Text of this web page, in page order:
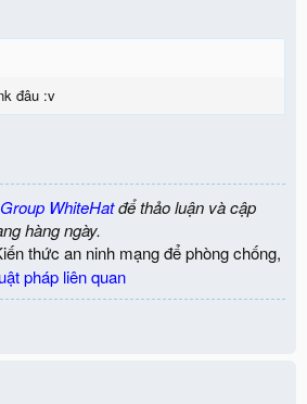
đâu :v
Group WhiteHatđể thảo luận và cập
hàng ngày.
thức an ninh mạng để phòng chống,
pháp liên quan